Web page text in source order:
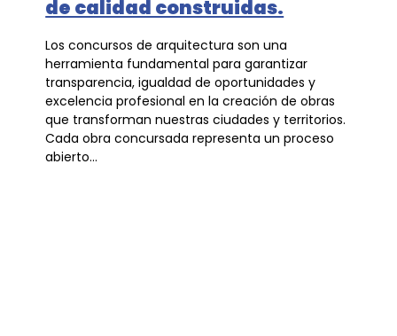
de calidad construidas.
Los concursos de arquitectura son una
herramienta fundamental para garantizar
transparencia, igualdad de oportunidades y
excelencia profesional en la creación de obras
que transforman nuestras ciudades y territorios.
Cada obra concursada representa un proceso
abierto...